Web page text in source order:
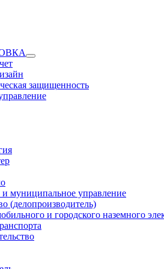
защищенность
и муниципальное управление
(делопроизводитель)
и городского наземного